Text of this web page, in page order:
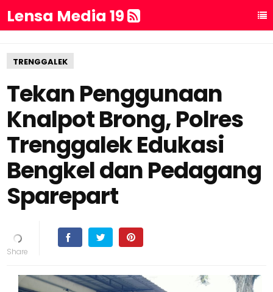
Lensa Media 19
TRENGGALEK
Tekan Penggunaan
Knalpot Brong, Polres
Trenggalek Edukasi
Bengkel dan Pedagang
Sparepart